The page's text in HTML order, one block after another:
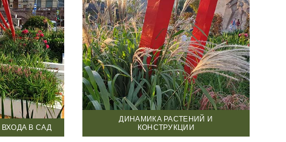
В САД
ДИНАМИКА РАСТЕНИЙ И
КОНСТРУКЦИИ